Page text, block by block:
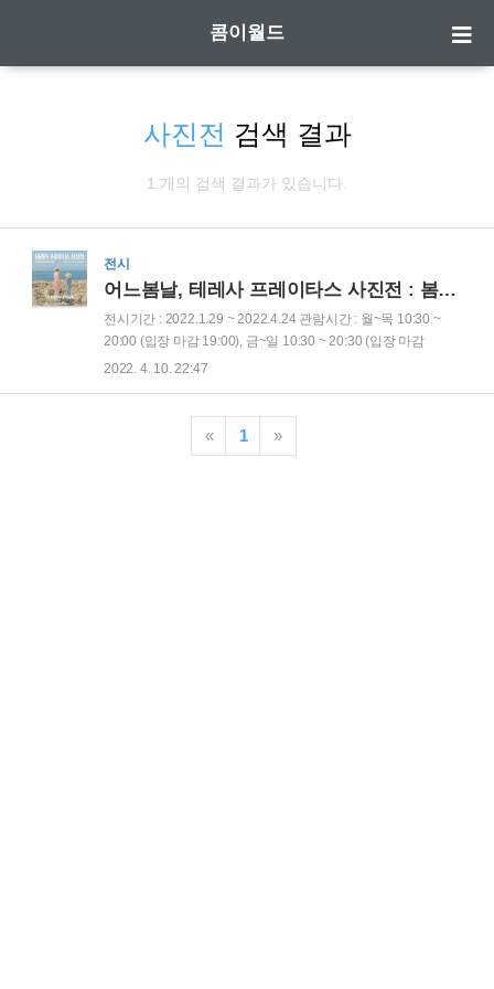
콤이월드
사진전 검색 결과
1 개의 검색 결과가 있습니다.
전시
어느봄날, 테레사 프레이타스 사진전 : 봄의 초대
전시기간 : 2022.1.29 ~ 2022.4.24 관람시간 : 월~목 10:30 ~
20:00 (입장 마감 19:00), 금~일 10:30 ~ 20:30 (입장 마감
19:30) 장소 : ALT.1 더현대 서울 현대백화점 (더현대 서울 월별
20% 할인 동반 2인까지) 어느 봄날의 사진전 정말 봄이 왔구나
란 생각이 드는 전시회. 사진전에 나오는 사진들의 감성이 따뜻
2022. 4. 10. 22:47
« 1 »